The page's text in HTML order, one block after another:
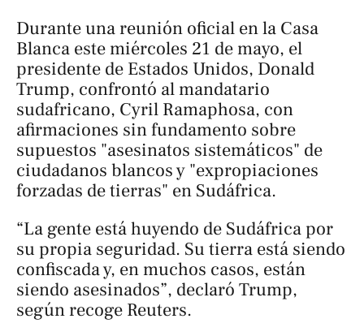
Durante una reunión oficial en la Casa
Blanca este miércoles 21 de mayo, el
presidente de Estados Unidos, Donald
Trump, confrontó al mandatario
sudafricano, Cyril Ramaphosa, con
afirmaciones sin fundamento sobre
supuestos "asesinatos sistemáticos" de
ciudadanos blancos y "expropiaciones
forzadas de tierras" en Sudáfrica.
“La gente está huyendo de Sudáfrica por
su propia seguridad. Su tierra está siendo
confiscada y, en muchos casos, están
siendo asesinados”, declaró Trump,
según recoge Reuters.